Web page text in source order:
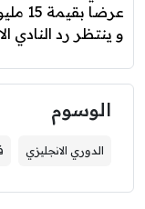
و ينتظر رد النادي
الوسوم
الدوري الانجليزي